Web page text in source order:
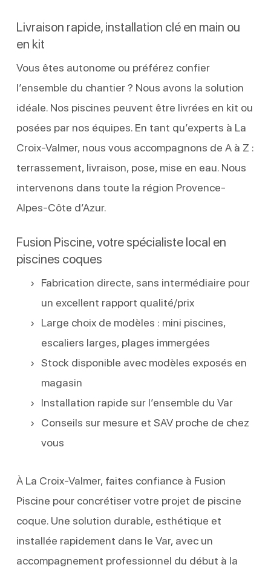
Livraison rapide, installation clé en main ou
en kit
Vous êtes autonome ou préférez confier
l’ensemble du chantier ? Nous avons la solution
idéale. Nos piscines peuvent être livrées en kit ou
posées par nos équipes. En tant qu’experts à La
Croix-Valmer, nous vous accompagnons de A à Z :
terrassement, livraison, pose, mise en eau. Nous
intervenons dans toute la région Provence-
Alpes-Côte d’Azur.
Fusion Piscine, votre spécialiste local en
piscines coques
Fabrication directe, sans intermédiaire pour
un excellent rapport qualité/prix
Large choix de modèles : mini piscines,
escaliers larges, plages immergées
Stock disponible avec modèles exposés en
magasin
Installation rapide sur l’ensemble du Var
Conseils sur mesure et SAV proche de chez
vous
À La Croix-Valmer, faites confiance à Fusion
Piscine pour concrétiser votre projet de piscine
coque. Une solution durable, esthétique et
installée rapidement dans le Var, avec un
accompagnement professionnel du début à la